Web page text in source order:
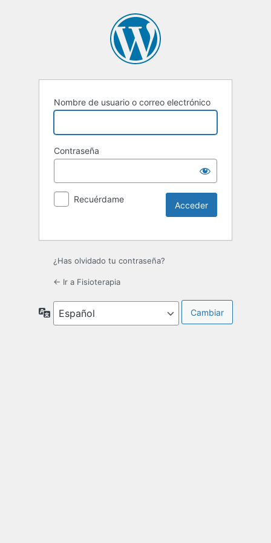
Nombre de usuario o correo electrónico
Contraseña
Recuérdame
¿Has olvidado tu contraseña?
← Ir a Fisioterapia
Idioma